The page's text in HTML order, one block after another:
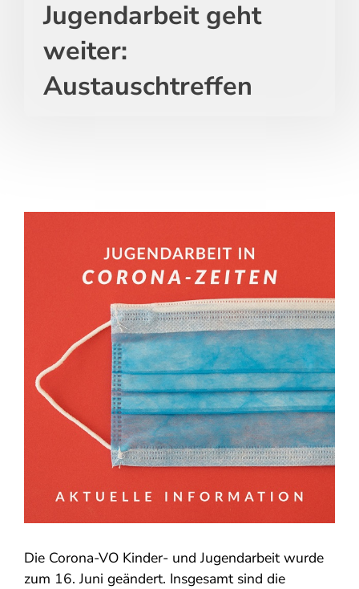
Jugendarbeit geht
weiter:
Austauschtreffen
Die Corona-VO Kinder- und Jugendarbeit wurde
zum 16. Juni geändert. Insgesamt sind die